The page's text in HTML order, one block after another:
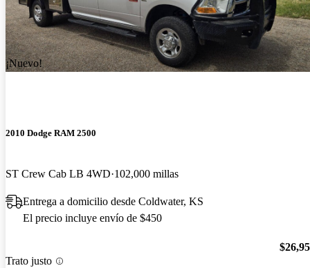
¡Nuevo!
2010 Dodge RAM 2500
ST Crew Cab LB 4WD 102,000 millas
Entrega a domicilio desde Coldwater, KS
El precio incluye envío de $450
Trato justo